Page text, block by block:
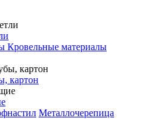
Кровельные материалы
картон
Металлочерепица